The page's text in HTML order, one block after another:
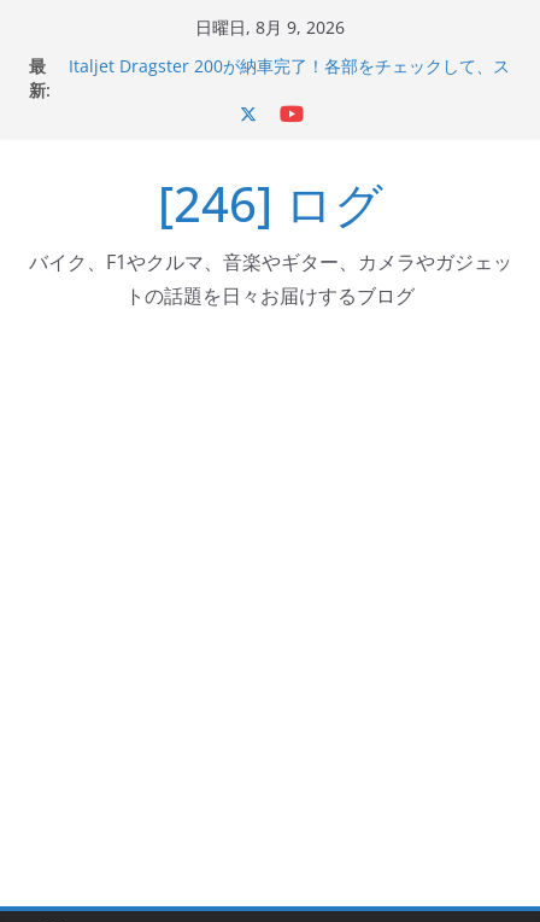
日曜日, 8月 9, 2026
最
新:
Italjet Dragster 200のフロントISSサスの動きが判ったら
コーナリングが楽しくなった
マホホルダー付けて、ガラスコーティング行って来た
岩手県奥州市へのふるさと納税で KGR HARMONY 南部鉄
器エフェクターが返礼品でもらえる！
[246] ログ
バイク、F1やクルマ、音楽やギター、カメラやガジェッ
トの話題を日々お届けするブログ